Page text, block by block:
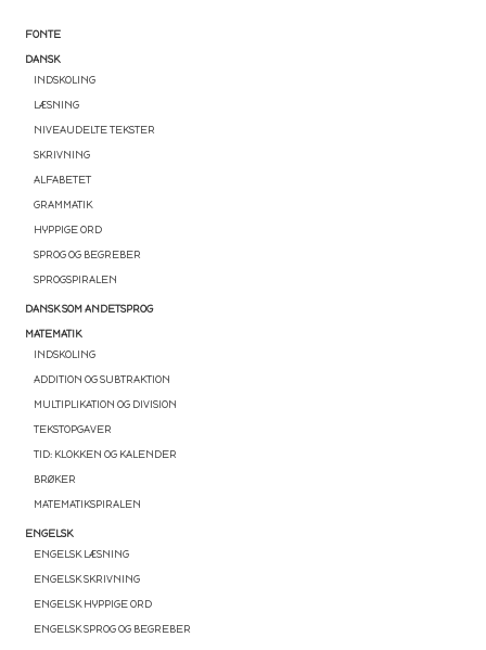
FONTE
DANSK
INDSKOLING
LÆSNING
NIVEAUDELTE TEKSTER
SKRIVNING
ALFABETET
GRAMMATIK
HYPPIGE ORD
SPROG OG BEGREBER
SPROGSPIRALEN
DANSK SOM ANDETSPROG
MATEMATIK
INDSKOLING
ADDITION OG SUBTRAKTION
MULTIPLIKATION OG DIVISION
TEKSTOPGAVER
TID: KLOKKEN OG KALENDER
BRØKER
MATEMATIKSPIRALEN
ENGELSK
ENGELSK LÆSNING
ENGELSK SKRIVNING
ENGELSK HYPPIGE ORD
ENGELSK SPROG OG BEGREBER